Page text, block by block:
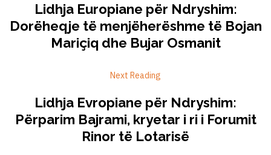
Lidhja Europiane për Ndryshim:
Dorëheqje të menjëherëshme të Bojan
Mariçiq dhe Bujar Osmanit
Next Reading
Lidhja Evropiane për Ndryshim:
Përparim Bajrami, kryetar i ri i Forumit
Rinor të Lotarisë